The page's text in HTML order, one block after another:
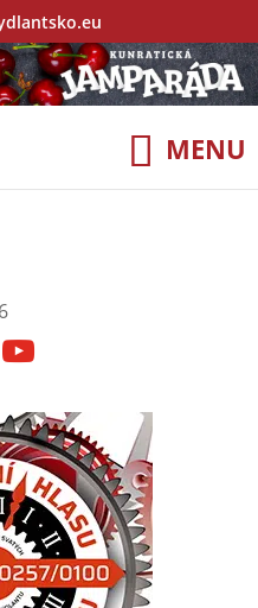
youtube